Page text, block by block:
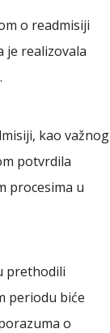
o readmisiji
je realizovala
kao važnog
potvrdila
procesima u
prethodili
periodu biće
o